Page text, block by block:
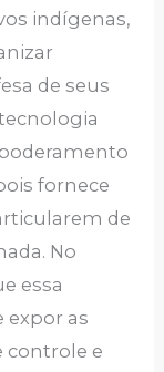
indígenas,
de seus
fornece
de
No
essa
as
controle e